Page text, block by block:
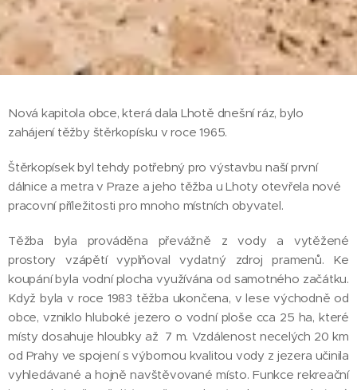
Nová kapitola obce, která dala Lhotě dnešní ráz, bylo
zahájení těžby štěrkopísku v roce 1965.
Štěrkopísek byl tehdy potřebný pro výstavbu naší první
dálnice a metra v Praze a jeho těžba u Lhoty otevřela nové
pracovní příležitosti pro mnoho místních obyvatel.
Těžba byla prováděna převážně z vody a vytěžené
prostory vzápětí vyplňoval vydatný zdroj pramenů. Ke
koupání byla vodní plocha využívána od samotného začátku.
Když byla v roce 1983 těžba ukončena, v lese východně od
obce, vzniklo hluboké jezero o vodní ploše cca 25 ha, které
místy dosahuje hloubky až 7 m. Vzdálenost necelých 20 km
od Prahy ve spojení s výbornou kvalitou vody z jezera učinila
vyhledávané a hojně navštěvované místo. Funkce rekreační